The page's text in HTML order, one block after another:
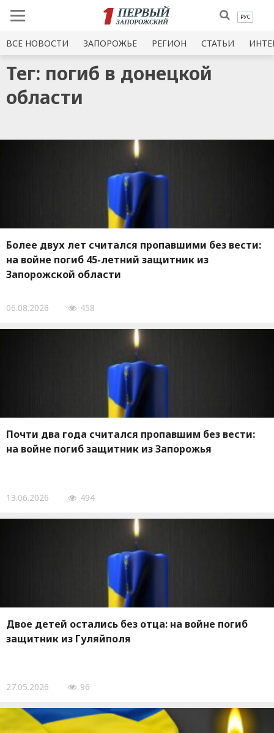
РУС
ВСЕ НОВОСТИ ЗАПОРОЖЬЕ РЕГИОН СТАТЬИ
Тег: погиб в донецкой
области
Более двух лет считался пропавшими без вести:
на войне погиб 45-летний защитник из
Запорожской области
06.08.2026 458
Почти два года считался пропавшим без вести:
на войне погиб защитник из Запорожья
13.06.2026 494
Двое детей остались без отца: на войне погиб
защитник из Гуляйполя
27.05.2026 96